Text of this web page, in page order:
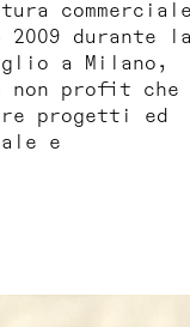
durante la
a Milano,
non profit che
progetti ed
e